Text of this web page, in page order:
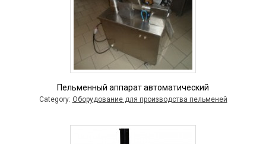
Пельменный аппарат автоматический
Category: Оборудование для производства пельменей